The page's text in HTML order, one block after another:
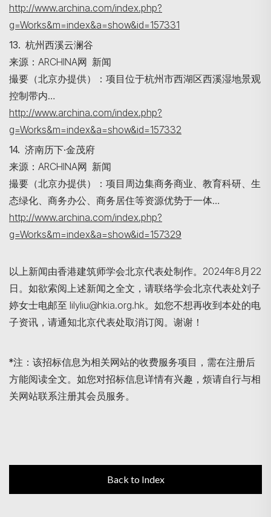
http://www.archina.com/index.php?
g=Works&m=index&a=show&id=157331
13. 杭州西溪云澜谷
来源：ARCHINA网 新闻
撮要（北京办提供）：项目位于杭州市西湖区西溪湿地景观
控制带内…
http://www.archina.com/index.php?
g=Works&m=index&a=show&id=157332
14. 济南历下·金茂府
来源：ARCHINA网 新闻
撮要（北京办提供）：项目周边集商务商业、教育科研、生
态绿化、商务办公、商务居住等资源优势于一体…
http://www.archina.com/index.php?
g=Works&m=index&a=show&id=157329
以上新闻由香港建筑师学会北京代表处制作。2024年8月22
日。如欲索阅上述新闻之全文，请联络学会北京代表处刘子
婷女士电邮至 lilyliu@hkia.org.hk。如您不想再收到本处的电
子资讯，请通知北京代表处取消订阅。谢谢！
*注：该招标信息为相关网站的收费服务项目，需在注册后
方能阅读全文。如您对招标信息详情有兴趣，烦请自行与相
关网站联系注册其会员服务。
Back to Index